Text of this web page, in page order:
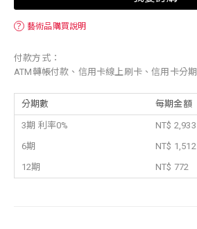
？ 藝術品購買說明
付款方式：
ATM轉帳付款、信用卡線上刷卡、信用卡分期
分期數 每期金額
3期 利率0%
NT$ 2,933
6期
NT$ 1,512
12期
NT$ 772